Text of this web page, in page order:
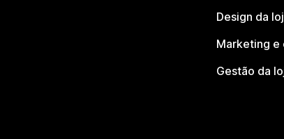
Design da
Marketing e
Gestão da